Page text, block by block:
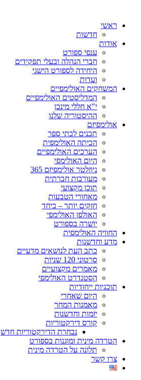
ראשי
חדשות
אודות
ענפי ספורט
חברי הנהלה ובעלי תפקידים
היחידה לספורט הישגי
ועדות
המשחקים האולימפיים
המדליסטים האולימפיים
י"א חללי מינכן
ההיסטוריה שלנו
אולימפיזם
תכנים לבתי ספר
הכיתה האולימפית
הערכים האולימפיים
היום האולימפי
ניוזלטר אולימפיזם 365
מעורבות חברתית
תוכן מקצועי
מאחורי הטבעות
חזקים יותר – ביחד
האולפן האולימפי
יושרה בספורט
החוויה האולימפית
מדע וחדשנות
כתב העת לנושאים מדעיים
סרטוני 120 שניות
מאמרים מקצועיים
הסטנדרט האולימפי
תוכניות ייחודיות
היום שאחרי
מאמנות המחר
יזמות וחדשנות
קורס דירקטוריות
נבחרת הדירקטוריות חדש
הטרדה מינית ומוגנות בספורט
תלונה על הטרדה מינית
צרו קשר